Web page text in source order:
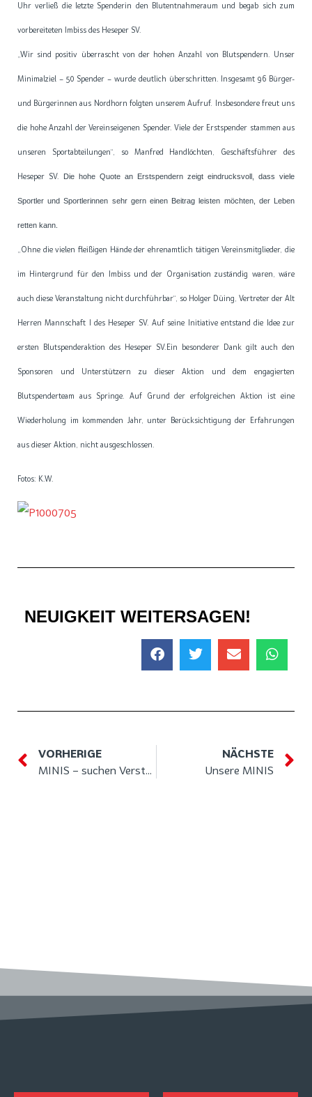
Uhr verließ die letzte Spenderin den Blutentnahmeraum und begab sich zum
vorbereiteten Imbiss des Heseper SV.
„Wir sind positiv überrascht von der hohen Anzahl von Blutspendern. Unser
Minimalziel – 50 Spender – wurde deutlich überschritten. Insgesamt 96 Bürger-
und Bürgerinnen aus Nordhorn folgten unserem Aufruf. Insbesondere freut uns
die hohe Anzahl der Vereinseigenen Spender. Viele der Erstspender stammen aus
unseren Sportabteilungen“, so Manfred Handlöchten, Geschäftsführer des
Heseper SV. Die hohe Quote an Erstspendern zeigt eindrucksvoll, dass viele
Sportler und Sportlerinnen sehr gern einen Beitrag leisten möchten, der Leben
retten kann.
„Ohne die vielen fleißigen Hände der ehrenamtlich tätigen Vereinsmitglieder, die
im Hintergrund für den Imbiss und der Organisation zuständig waren, wäre
auch diese Veranstaltung nicht durchführbar“, so Holger Düing, Vertreter der Alt
Herren Mannschaft I des Heseper SV. Auf seine Initiative entstand die Idee zur
ersten Blutspenderaktion des Heseper SV.Ein besonderer Dank gilt auch den
Sponsoren und Unterstützern zu dieser Aktion und dem engagierten
Blutspenderteam aus Springe. Auf Grund der erfolgreichen Aktion ist eine
Wiederholung im kommenden Jahr, unter Berücksichtigung der Erfahrungen
aus dieser Aktion, nicht ausgeschlossen.
Fotos: K.W.
NEUIGKEIT WEITERSAGEN!
VORHERIGE
MINIS – suchen Verstärkung
NÄCHSTE
Unsere MINIS